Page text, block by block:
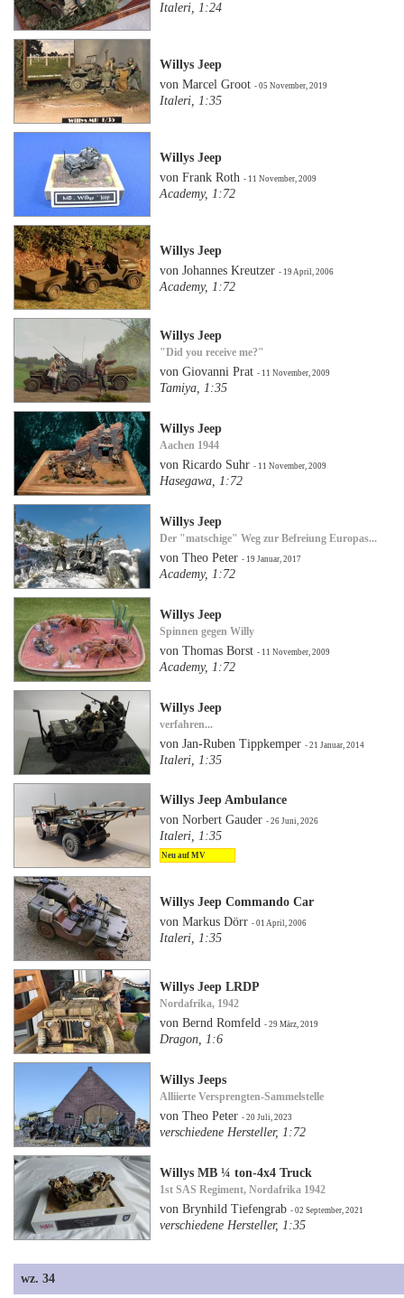
Italeri, 1:24
Willys Jeep
von Marcel Groot- 05 November, 2019
Italeri, 1:35
Willys Jeep
von Frank Roth- 11 November, 2009
Academy, 1:72
Willys Jeep
von Johannes Kreutzer- 19 April, 2006
Academy, 1:72
Willys Jeep
"Did you receive me?"
von Giovanni Prat- 11 November, 2009
Tamiya, 1:35
Willys Jeep
Aachen 1944
von Ricardo Suhr- 11 November, 2009
Hasegawa, 1:72
Willys Jeep
Der "matschige" Weg zur Befreiung Europas...
von Theo Peter- 19 Januar, 2017
Academy, 1:72
Willys Jeep
Spinnen gegen Willy
von Thomas Borst- 11 November, 2009
Academy, 1:72
Willys Jeep
verfahren...
von Jan-Ruben Tippkemper- 21 Januar, 2014
Italeri, 1:35
Willys Jeep Ambulance
von Norbert Gauder- 26 Juni, 2026
Italeri, 1:35
Neu auf MV
Willys Jeep Commando Car
von Markus Dörr- 01 April, 2006
Italeri, 1:35
Willys Jeep LRDP
Nordafrika, 1942
von Bernd Romfeld- 29 März, 2019
Dragon, 1:6
Willys Jeeps
Alliierte Versprengten-Sammelstelle
von Theo Peter- 20 Juli, 2023
verschiedene Hersteller, 1:72
Willys MB ¼ ton-4x4 Truck
1st SAS Regiment, Nordafrika 1942
von Brynhild Tiefengrab- 02 September, 2021
verschiedene Hersteller, 1:35
wz. 34